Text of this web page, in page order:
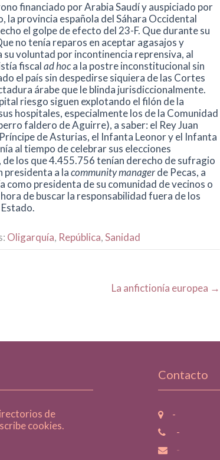
financiado por Arabia Saudí y auspiciado por
la provincia española del Sáhara Occidental
el golpe de efecto del 23-F. Que durante su
no tenía reparos en aceptar agasajos y
voluntad por incontinencia reprensiva, al
fiscalad hoca la postre inconstitucional sin
el país sin despedirse siquiera de las Cortes
árabe que le blinda jurisdiccionalmente.
riesgo siguen explotando el filón de la
hospitales, especialmente los de la Comunidad
faldero de Aguirre), a saber: el Rey Juan
de Asturias, el Infanta Leonor y el Infanta
al tiempo de celebrar sus elecciones
los que 4.455.756 tenían derecho de sufragio
presidenta a lacommunity managerde Pecas, a
como presidenta de su comunidad de vecinos o
de buscar la responsabilidad fuera de los
Oligarquía, República,Sanidad
La anfictionía europea →
de
cookies.
Contacto
-
-
-